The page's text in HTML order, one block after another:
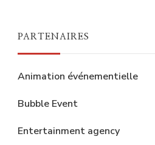
PARTENAIRES
Animation événementielle
Bubble Event
Entertainment agency